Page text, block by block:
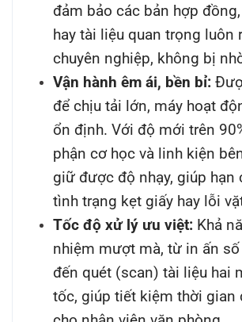
đảm bảo các bản hợp
hay tài liệu quan trọng luôn
chuyên nghiệp, không bị
Vận hành êm ái, bền bỉ:
để chịu tải lớn, máy hoạt
ổn định. Với độ mới trên
phận cơ học và linh kiện
giữ được độ nhạy, giúp hạn
tình trạng kẹt giấy hay lỗi
Tốc độ xử lý ưu việt: Khả
nhiệm mượt mà, từ in ấn
đến quét (scan) tài liệu hai
tốc, giúp tiết kiệm thời gian